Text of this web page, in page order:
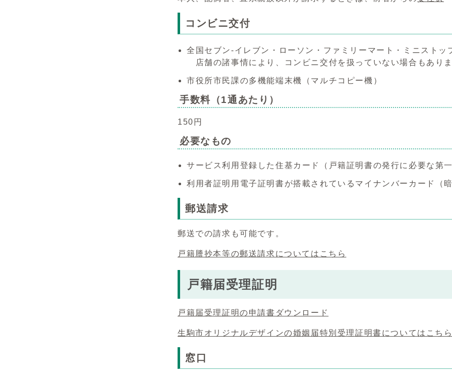
コンビニ交付
全国セブン-イレブン・ローソン・ファミリーマート・ミニストッ
店舗の諸事情により、コンビニ交付を扱っていない場合もありま
市役所市民課の多機能端末機（マルチコピー機）
手数料（1通あたり）
150円
必要なもの
サービス利用登録した住基カード（戸籍証明書の発行に必要な第
利用者証明用電子証明書が搭載されているマイナンバーカード（
郵送請求
郵送での請求も可能です。
戸籍謄抄本等の郵送請求についてはこちら
戸籍届受理証明
戸籍届受理証明の申請書ダウンロード
生駒市オリジナルデザインの婚姻届特別受理証明書についてはこちら
窓口